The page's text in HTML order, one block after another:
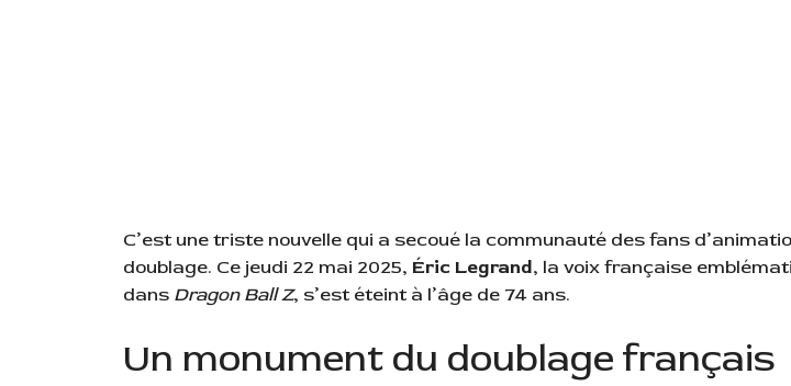
C’est une triste nouvelle qui a secoué la communauté des fans
doublage. Ce jeudi 22 mai 2025, Éric Legrand, la voix française
dans Dragon Ball Z, s’est éteint à l’âge de 74 ans.
Un monument du doublage français